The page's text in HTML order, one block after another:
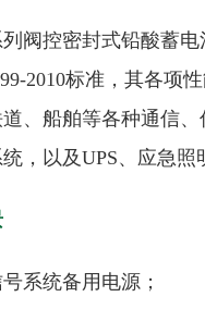
列阀控密封式铅酸蓄
2010标准，其各项
、船舶等各种通信
，以及UPS、应急照
系统备用电源；